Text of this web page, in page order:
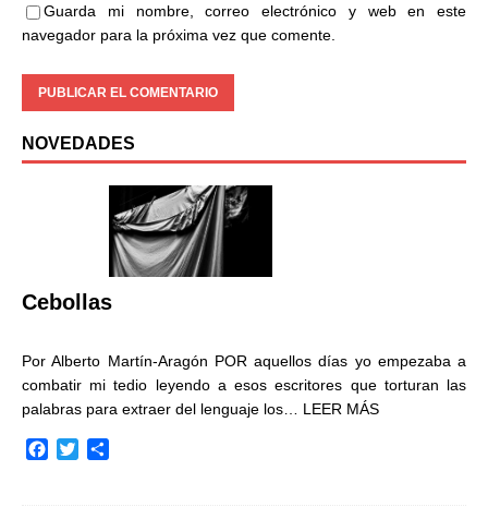
Guarda mi nombre, correo electrónico y web en este
navegador para la próxima vez que comente.
NOVEDADES
Cebollas
Por Alberto Martín-Aragón POR aquellos días yo empezaba a
combatir mi tedio leyendo a esos escritores que torturan las
palabras para extraer del lenguaje los… LEER MÁS